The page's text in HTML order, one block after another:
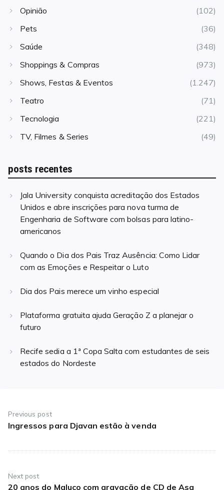
Opinião
(102)
Pets
(36)
Saúde
(348)
Shoppings & Compras
(973)
Shows, Festas & Eventos
(1.247)
Teatro
(71)
Tecnologia
(221)
TV, Filmes & Series
(49)
posts recentes
Jala University conquista acreditação dos Estados
Unidos e abre inscrições para nova turma de
Engenharia de Software com bolsas para latino-
americanos
Quando o Dia dos Pais Traz Ausência: Como Lidar
com as Emoções e Respeitar o Luto
Dia dos Pais merece um vinho especial
Plataforma gratuita ajuda Geração Z a planejar o
futuro
Recife sedia a 1ª Copa Salta com estudantes de seis
estados do Nordeste
de
Post
Previous post
Previous
Ingressos para Djavan estão à venda
Next post
20 anos do Maluco com gravação de CD de Asa